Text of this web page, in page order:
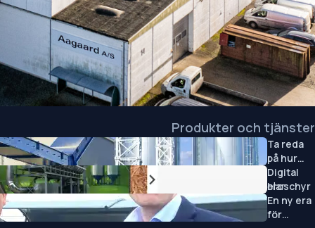
Ta reda
på hur
mycket
du kan
spara på
hantering
Digital
broschyr
En ny era
för
Produkter och tjänster
Utsugningssystem
Silo
Service och reservdelar
Serviceavtal